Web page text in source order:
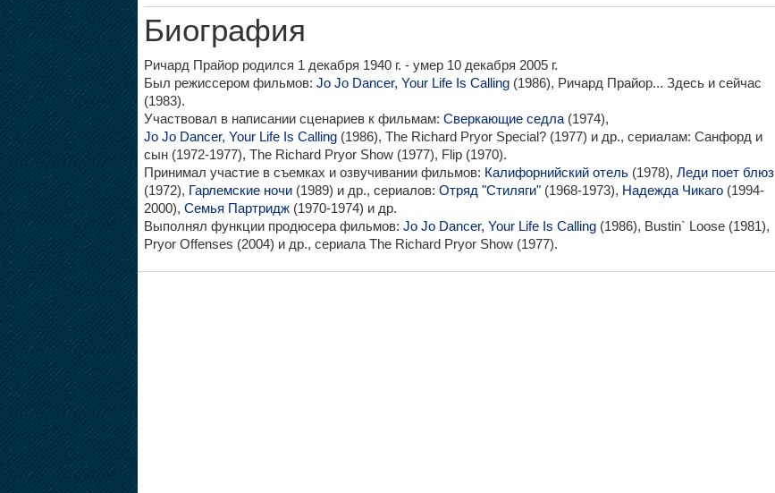
Биография
Ричард Прайор родился 1 декабря 1940 г. - умер 10 декабря 2005 г.
Был режиссером фильмов: Jo Jo Dancer, Your Life Is Calling(1986), Ричард Прайор... Здесь и сейчас
(1983).
Участвовал в написании сценариев к фильмам: Сверкающие седла(1974),
Jo Jo Dancer, Your Life Is Calling(1986), The Richard Pryor Special? (1977) и др., сериалам: Санфорд и
сын (1972-1977), The Richard Pryor Show (1977), Flip (1970).
Принимал участие в съемках и озвучивании фильмов: Калифорнийский отель(1978), Леди поет блюз
(1972), Гарлемские ночи(1989) и др., сериалов: Отряд "Стиляги"(1968-1973), Надежда Чикаго(1994-
2000), Семья Партридж(1970-1974) и др.
Выполнял функции продюсера фильмов: Jo Jo Dancer, Your Life Is Calling(1986), Bustin` Loose (1981),
Pryor Offenses (2004) и др., сериала The Richard Pryor Show (1977).